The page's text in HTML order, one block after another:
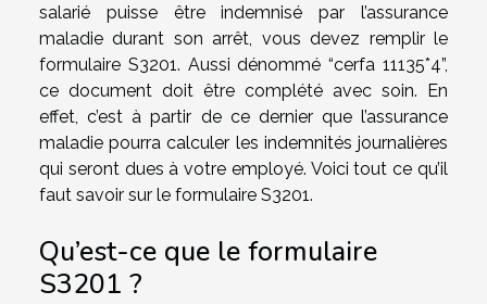
salarié puisse être indemnisé par l’assurance
maladie durant son arrêt, vous devez remplir le
formulaire S3201. Aussi dénommé “cerfa 11135*4”,
ce document doit être complété avec soin. En
effet, c’est à partir de ce dernier que l’assurance
maladie pourra calculer les indemnités journalières
qui seront dues à votre employé. Voici tout ce qu’il
faut savoir sur le formulaire S3201.
Qu’est-ce que le formulaire
S3201 ?